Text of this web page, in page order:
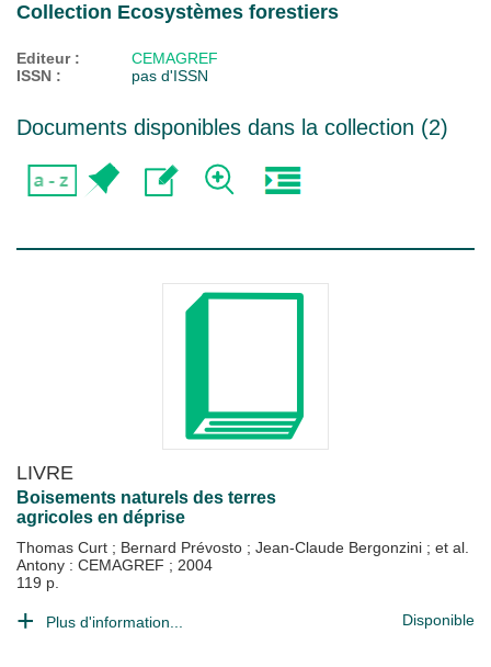
Collection Ecosystèmes forestiers
Editeur :
CEMAGREF
ISSN :
pas d'ISSN
Documents disponibles dans la collection (2)
LIVRE
Boisements naturels des terres
agricoles en déprise
Thomas Curt ; Bernard Prévosto ; Jean-Claude Bergonzini ; et al.
Antony : CEMAGREF ; 2004
119 p.
Plus d'information... Disponible